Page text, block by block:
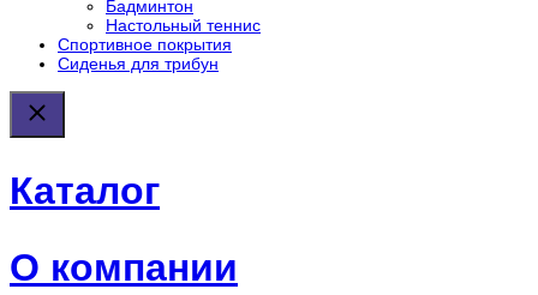
Бадминтон
Настольный теннис
Спортивное покрытия
Сиденья для трибун
Каталог
О компании